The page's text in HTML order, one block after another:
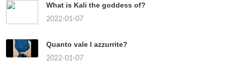
What is Kali the goddess of?
2022-01-07
Quanto vale l azzurrite?
2022-01-07